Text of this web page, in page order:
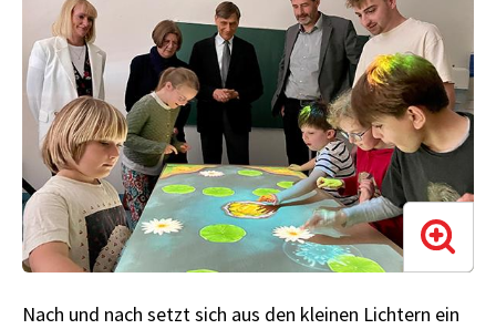
Nach und nach setzt sich aus den kleinen Lichtern ein